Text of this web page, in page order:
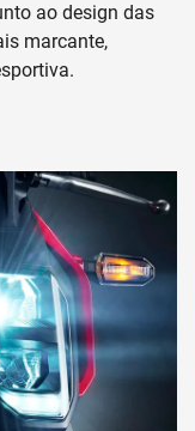
ao design das
marcante,